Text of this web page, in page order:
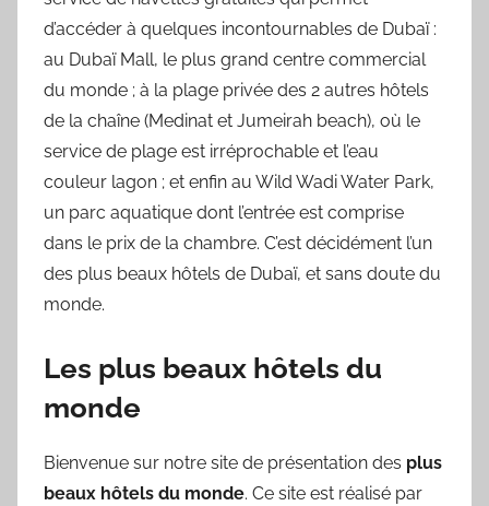
d’accéder à quelques incontournables de Dubaï :
au Dubaï Mall, le plus grand centre commercial
du monde ; à la plage privée des 2 autres hôtels
de la chaîne (Medinat et Jumeirah beach), où le
service de plage est irréprochable et l’eau
couleur lagon ; et enfin au Wild Wadi Water Park,
un parc aquatique dont l’entrée est comprise
dans le prix de la chambre. C’est décidément l’un
des plus beaux hôtels de Dubaï, et sans doute du
monde.
Les plus beaux hôtels du
monde
Bienvenue sur notre site de présentation des plus
beaux hôtels du monde. Ce site est réalisé par